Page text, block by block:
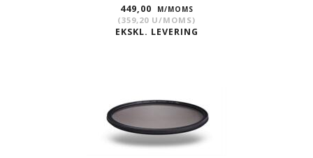
449,00
M/MOMS
(359,20 U/MOMS)
EKSKL. LEVERING